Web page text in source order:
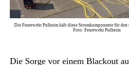
Die Feuerwehr Pulheim hält diese Stromkomponente für
Foto: Feuerwehr Pulheim
Die Sorge vor einem Blackout